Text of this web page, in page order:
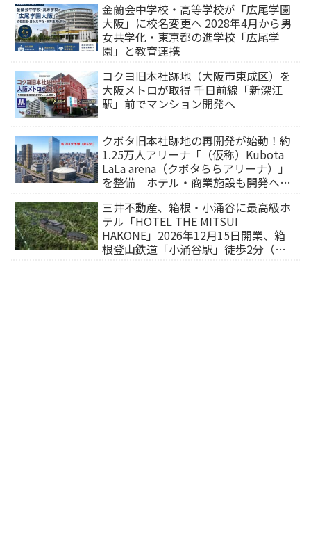
金蘭会中学校・高等学校が「広尾学園
大阪」に校名変更へ 2028年4月から男
女共学化・東京都の進学校「広尾学
園」と教育連携
コクヨ旧本社跡地（大阪市東成区）を
大阪メトロが取得 千日前線「新深江
駅」前でマンション開発へ
クボタ旧本社跡地の再開発が始動！約
1.25万人アリーナ「（仮称）Kubota
LaLa arena（クボタららアリーナ）」
を整備 ホテル・商業施設も開発へ
三井不動産、箱根・小涌谷に最高級ホ
テル「HOTEL THE MITSUI
HAKONE」2026年12月15日開業、箱
根登山鉄道「小涌谷駅」徒歩2分（旅